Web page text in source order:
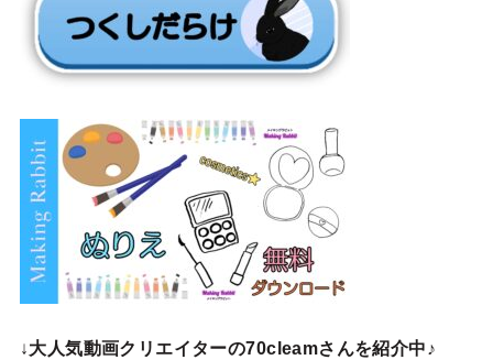
↓大人気動画クリエイターの70cleamさんを紹介中♪